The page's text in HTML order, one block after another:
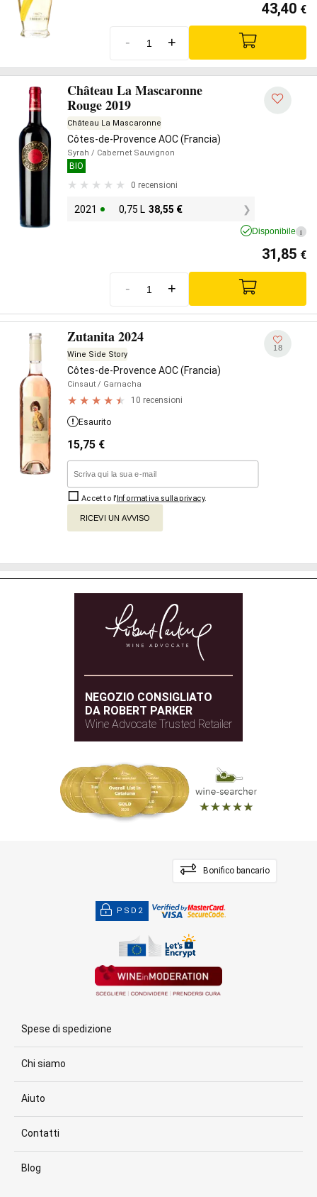
43,40 €
- +
Château La Mascaronne
Rouge 2019
Château La Mascaronne
Côtes-de-Provence AOC (Francia)
Syrah / Cabernet Sauvignon
BIO
0 recensioni
2021 0,75 L 38,55 €
Disponibile i
31,85 €
- +
Zutanita 2024
Wine Side Story
Côtes-de-Provence AOC (Francia)
Cinsaut / Garnacha
10 recensioni
18
Esaurito
15,75 €
Accetto l'Informativa sulla privacy.
RICEVI UN AVVISO
NEGOZIO CONSIGLIATO
DA ROBERT PARKER
Wine Advocate Trusted Retailer
Bonifico bancario
PSD2
Spese di spedizione
Chi siamo
Aiuto
Contatti
Blog